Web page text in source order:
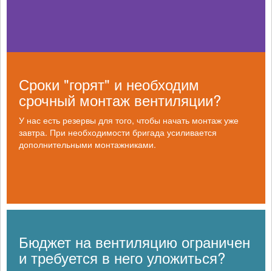
Сроки "горят" и необходим
срочный монтаж вентиляции?
У нас есть резервы для того, чтобы начать монтаж уже
завтра. При необходимости бригада усиливается
дополнительными монтажниками.
Бюджет на вентиляцию ограничен
и требуется в него уложиться?